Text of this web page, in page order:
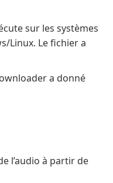
sur les systèmes
Linux. Le fichier a
a donné
l’audio à partir de